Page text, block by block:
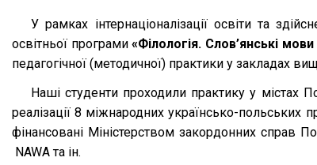
У рамках інтернаціоналізації освіти та
освітньої програми«Філологія. Слов’янські
педагогічної (методичної) практики у закладах
Наші студенти проходили практику у містах
реалізації 8 міжнародних українсько-польських
фінансовані Міністерством закордонних справ
NAWA та ін.